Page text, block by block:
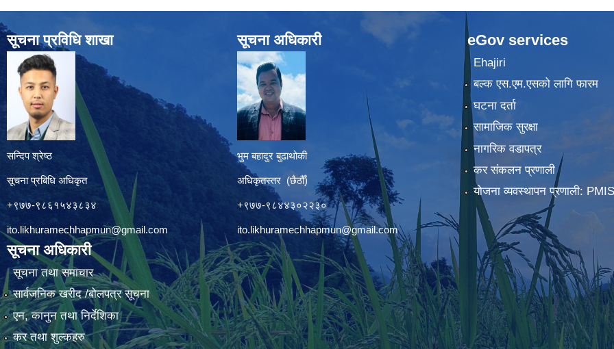
सूचना प्रविधि शाखा
सन्दिप श्रेष्ठ
सूचना प्रबिधि अधिकृत
+९७७-९८६१५४३८३४
ito.likhuramechhapmun@gmail.com
सूचना अधिकारी
सूचना तथा समाचार
सार्वजनिक खरीद /बोलपत्र सूचना
एन, कानुन तथा निर्देशिका
कर तथा शुल्कहरु
सूचना अधिकारी
भुम बहादुर बुढाथोकी
अधिकृतस्तर (छैठौँ)
+९७७-९८४४३०२२३०
ito.likhuramechhapmun@gmail.com
eGov services
Ehajiri
बल्क एस.एम.एसको लागि फारम
घटना दर्ता
सामाजिक सुरक्षा
नागरिक वडापत्र
कर संकलन प्रणाली
योजना व्यवस्थापन प्रणाली: PMIS